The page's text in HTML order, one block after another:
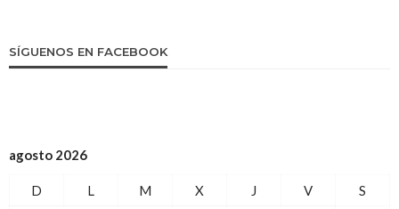
SÍGUENOS EN FACEBOOK
agosto 2026
D L M X J V
S